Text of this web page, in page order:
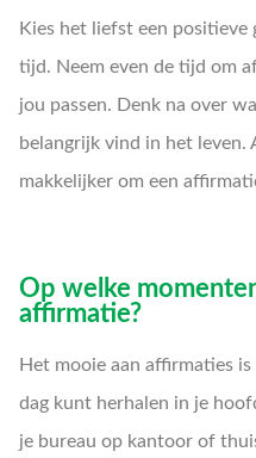
Kies het liefst een
tijd. Neem even de tijd om
jou passen. Denk na over
belangrijk vind in het leven.
makkelijker om een
Op welke
affirmatie?
Het mooie aan affirmaties
dag kunt herhalen in je
je bureau op kantoor of